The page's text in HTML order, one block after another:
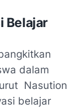
Belajar
dalam
Nasution
belajar